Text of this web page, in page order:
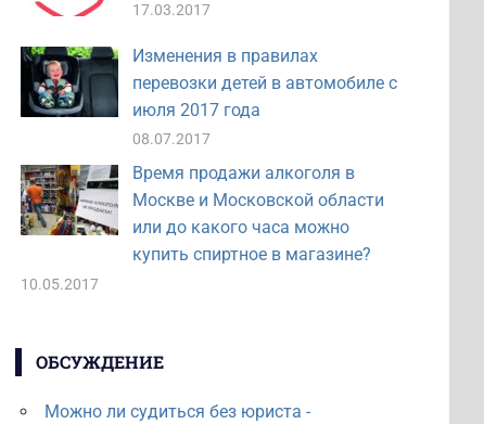
17.03.2017
Изменения в правилах
перевозки детей в автомобиле с
июля 2017 года
08.07.2017
Время продажи алкоголя в
Москве и Московской области
или до какого часа можно
купить спиртное в магазине?
10.05.2017
ОБСУЖДЕНИЕ
Можно ли судиться без юриста -